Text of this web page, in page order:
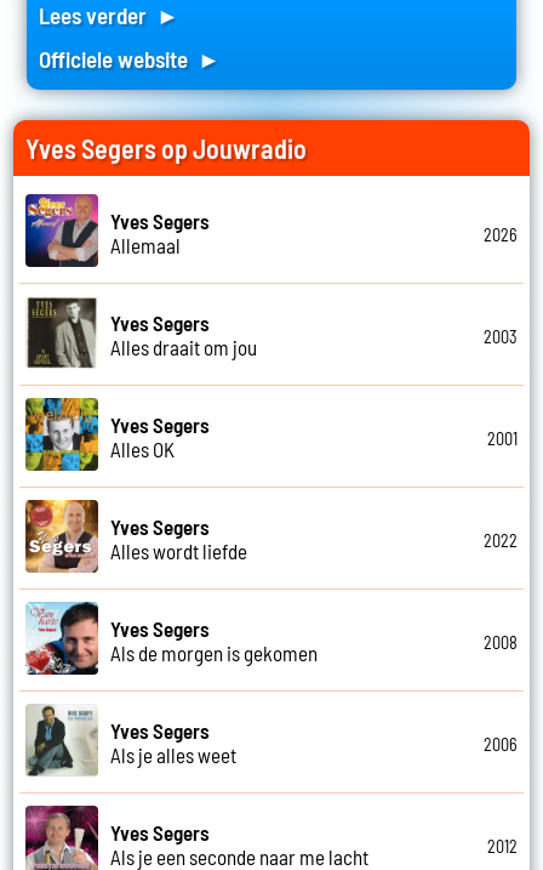
Lees verder ►
Officiele website ►
Yves Segers op Jouwradio
Yves Segers
Allemaal
2026
Yves Segers
Alles draait om jou
2003
Yves Segers
Alles OK
2001
Yves Segers
Alles wordt liefde
2022
Yves Segers
Als de morgen is gekomen
2008
Yves Segers
Als je alles weet
2006
Yves Segers
Als je een seconde naar me lacht
2012